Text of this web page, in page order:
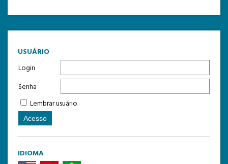
USUÁRIO
Login
Senha
Lembrar usuário
IDIOMA